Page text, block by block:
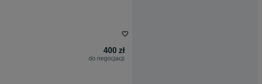
400 zł
do negocjacji